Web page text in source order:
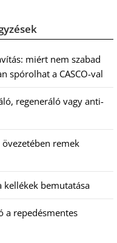
miért nem szabad
spórolhat a CASCO-val
regeneráló vagy anti-
remek
kellékek bemutatása
a repedésmentes